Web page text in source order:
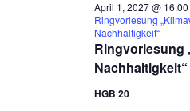
Ringvorlesung
Nachhaltigkeit“
April 1, 2027 @ 16:00
Ringvorlesung
Nachhaltigkeit“
HGB 20